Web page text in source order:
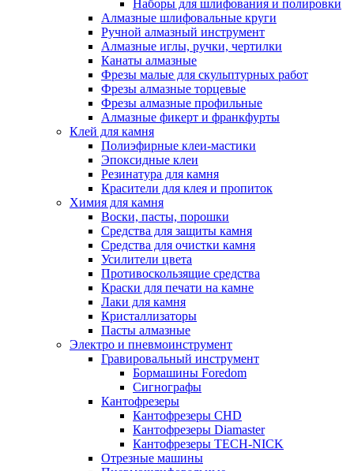
Наборы для шлифования и полировки
Алмазные шлифовальные круги
Ручной алмазный инструмент
Алмазные иглы, ручки, чертилки
Канаты алмазные
Фрезы малые для скульптурных работ
Фрезы алмазные торцевые
Фрезы алмазные профильные
Алмазные фикерт и франкфурты
Клей для камня
Полиэфирные клеи-мастики
Эпоксидные клеи
Резинатура для камня
Красители для клея и пропиток
Химия для камня
Воски, пасты, порошки
Средства для защиты камня
Средства для очистки камня
Усилители цвета
Противоскользящие средства
Краски для печати на камне
Лаки для камня
Кристаллизаторы
Пасты алмазные
Электро и пневмоинструмент
Гравировальный инструмент
Бормашины Foredom
Сигнографы
Кантофрезеры
Кантофрезеры CHD
Кантофрезеры Diamaster
Кантофрезеры TECH-NICK
Отрезные машины